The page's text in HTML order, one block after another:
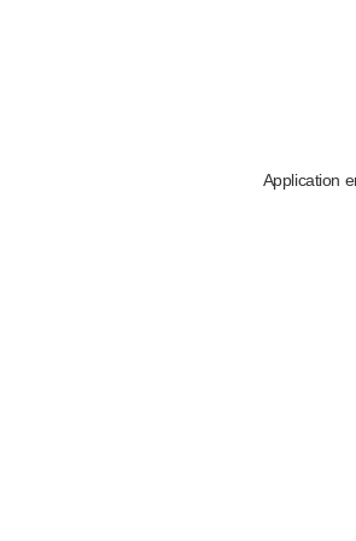
Application